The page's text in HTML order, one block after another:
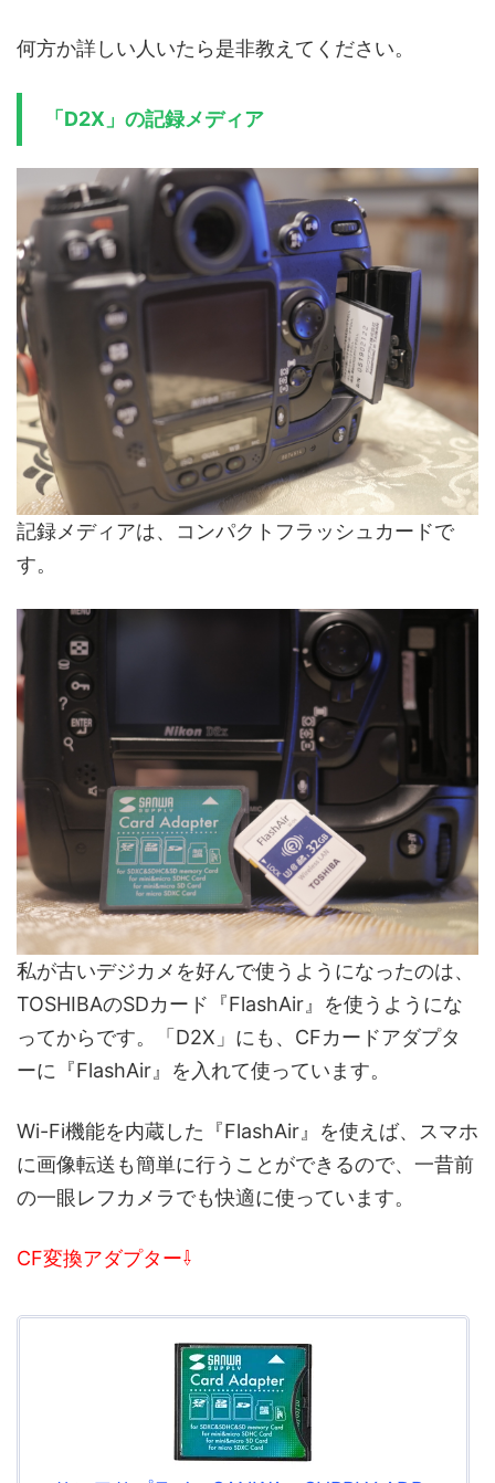
何方か詳しい人いたら是非教えてください。
「D2X」の記録メディア
記録メディアは、コンパクトフラッシュカードで
す。
私が古いデジカメを好んで使うようになったのは、
TOSHIBAのSDカード『FlashAir』を使うようにな
ってからです。「D2X」にも、CFカードアダプタ
ーに『FlashAir』を入れて使っています。
Wi-Fi機能を内蔵した『FlashAir』を使えば、スマホ
に画像転送も簡単に行うことができるので、一昔前
の一眼レフカメラでも快適に使っています。
CF変換アダプター⇩